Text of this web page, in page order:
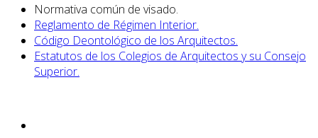
Normativa común de visado.
Reglamento de Régimen Interior.
Código Deontológico de los Arquitectos.
Estatutos de los Colegios de Arquitectos y su Consejo
Superior.